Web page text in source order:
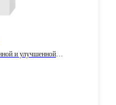
и улучшенной